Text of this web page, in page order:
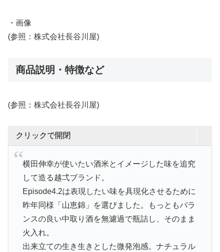
・画像
(参照：株式会社長谷川屋)
商品説明・特徴など
(参照：株式会社長谷川屋)
クリックで開閉
横田伸幸が使いたい酒米とイメージした味を追究
して造る越弌ブランド。
Episode4.2は表現したい味を具現化させるために
昨年同様「山恵錦」を選びました。もっともバラ
ンスの良い中取り酒を無濾過で瓶詰し、そのまま
火入れ。
出来立ての生き生きとした微発泡感。ナチュラル